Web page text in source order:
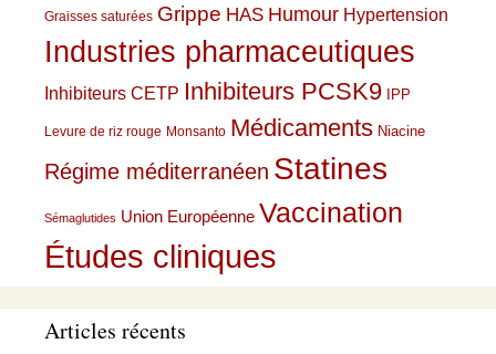
Graisses saturées Grippe HAS Humour Hypertension
Industries pharmaceutiques
Inhibiteurs CETP Inhibiteurs PCSK9 IPP
Levure de riz rouge Monsanto Médicaments Niacine
Régime méditerranéen Statines
Sémaglutides Union Européenne Vaccination
Études cliniques
Articles récents